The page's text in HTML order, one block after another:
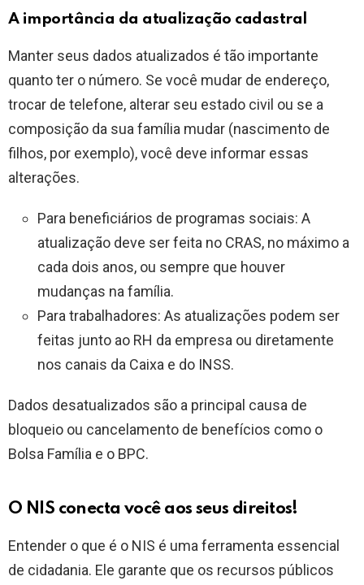
A importância da atualização cadastral
Manter seus dados atualizados é tão importante
quanto ter o número. Se você mudar de endereço,
trocar de telefone, alterar seu estado civil ou se a
composição da sua família mudar (nascimento de
filhos, por exemplo), você deve informar essas
alterações.
Para beneficiários de programas sociais: A
atualização deve ser feita no CRAS, no máximo a
cada dois anos, ou sempre que houver
mudanças na família.
Para trabalhadores: As atualizações podem ser
feitas junto ao RH da empresa ou diretamente
nos canais da Caixa e do INSS.
Dados desatualizados são a principal causa de
bloqueio ou cancelamento de benefícios como o
Bolsa Família e o BPC.
O NIS conecta você aos seus direitos!
Entender o que é o NIS é uma ferramenta essencial
de cidadania. Ele garante que os recursos públicos